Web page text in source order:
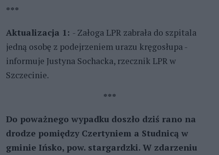
***
Aktualizacja 1: - Załoga LPR zabrała do szpitala
jedną osobę z podejrzeniem urazu kręgosłupa -
informuje Justyna Sochacka, rzecznik LPR w
Szczecinie.
***
Do poważnego wypadku doszło dziś rano na
drodze pomiędzy Czertyniem a Studnicą w
gminie Ińsko, pow. stargardzki. W zdarzeniu